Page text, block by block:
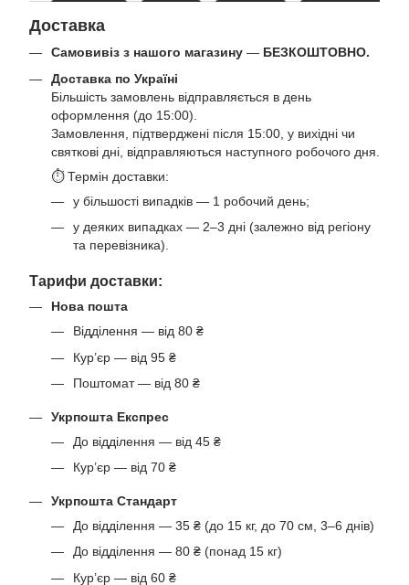
Доставка
Самовивіз з нашого магазину — БЕЗКОШТОВНО.
Доставка по Україні
Більшість замовлень відправляється в день
оформлення (до 15:00).
Замовлення, підтверджені після 15:00, у вихідні чи
святкові дні, відправляються наступного робочого дня.
⏱ Термін доставки:
у більшості випадків — 1 робочий день;
у деяких випадках — 2–3 дні (залежно від регіону
та перевізника).
Тарифи доставки:
Нова пошта
Відділення — від 80 ₴
Кур’єр — від 95 ₴
Поштомат — від 80 ₴
Укрпошта Експрес
До відділення — від 45 ₴
Кур’єр — від 70 ₴
Укрпошта Стандарт
До відділення — 35 ₴ (до 15 кг, до 70 см, 3–6 днів)
До відділення — 80 ₴ (понад 15 кг)
Кур’єр — від 60 ₴